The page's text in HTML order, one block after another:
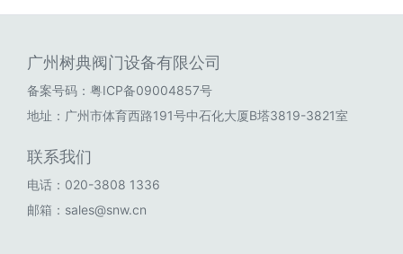
广州树典阀门设备有限公司
备案号码： 粤ICP备09004857号
地址：广州市体育西路191号中石化大厦B塔3819-3821室
联系我们
电话：020-3808 1336
邮箱：sales@snw.cn